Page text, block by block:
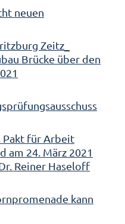
neuen
Zeitz_
Brücke über den
Pakt für Arbeit
am 24. März 2021
Reiner Haseloff
kann